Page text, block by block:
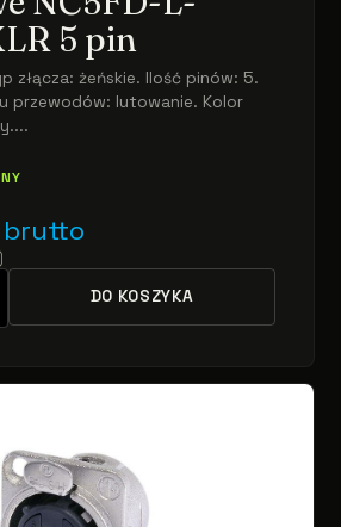
5 pin
złącza: żeńskie. Ilość pinów: 5.
przewodów: lutowanie. Kolor
brutto
DO KOSZYKA